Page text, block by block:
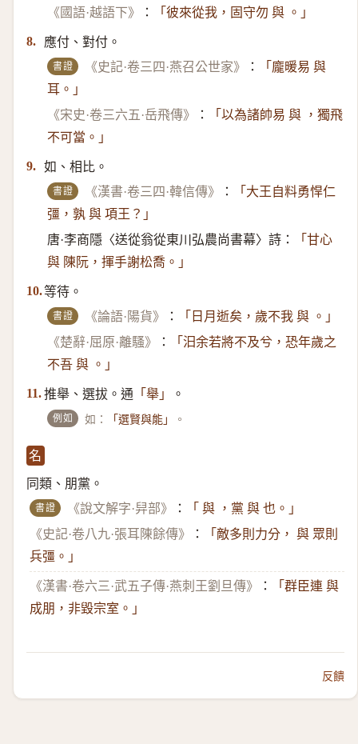
《國語·越語下》
： 「彼來從我，固守勿 與 。」
8. 應付、對付。
書證 《史記·卷三四·燕召公世家》 ：
「龐暖易 與
耳。」
《宋史·卷三六五·岳飛傳》
：
「以為諸帥易 與 ，獨飛
不可當。」
9. 如、相比。
書證 《漢書·卷三四·韓信傳》 ：
「大王自料勇悍仁
彊，孰 與 項王？」
唐·李商隱〈送從翁從東川弘農尚書幕〉詩：
「甘心
與 陳阮，揮手謝松喬。」
10.等待。
書證 《論語·陽貨》 ：
「日月逝矣，歲不我 與 。」
《楚辭·屈原·離騷》
：
「汩余若將不及兮，恐年歲之
不吾 與 。」
11.推舉、選拔。通 「舉」 。
例如 如： 「選賢與能」 。
名
同類、朋黨。
書證 《說文解字·舁部》 ：
「 與 ，黨 與 也。」
《史記·卷八九·張耳陳餘傳》
：
「敵多則力分， 與 眾則
兵彊。」
《漢書·卷六三·武五子傳·燕刺王劉旦傳》 ：
「群臣連 與
成朋，非毀宗室。」
反饋